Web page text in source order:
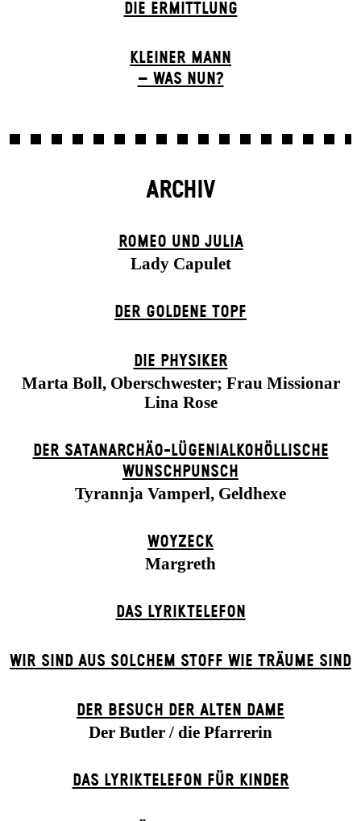
DIE ERMITTLUNG
KLEINER MANN
– WAS NUN?
ARCHIV
ROMEO UND JULIA
Lady Capulet
DER GOLDENE TOPF
DIE PHYSIKER
Marta Boll, Oberschwester; Frau Missionar
Lina Rose
DER SATANARCHÄO-LÜGENIALKOHÖLLISCHE
WUNSCHPUNSCH
Tyrannja Vamperl, Geldhexe
WOYZECK
Margreth
DAS LYRIKTELEFON
WIR SIND AUS SOLCHEM STOFF WIE TRÄUME SIND
DER BE­SUCH DER ALT­EN DA­ME
Der Butler / die Pfarrerin
DAS LYRIKTELEFON FÜR KINDER